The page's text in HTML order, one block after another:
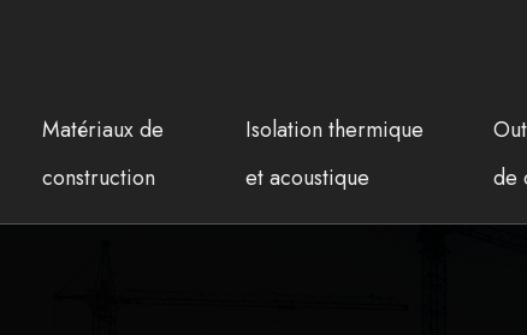
Matériaux de
construction
Isolation thermique
et acoustique
de